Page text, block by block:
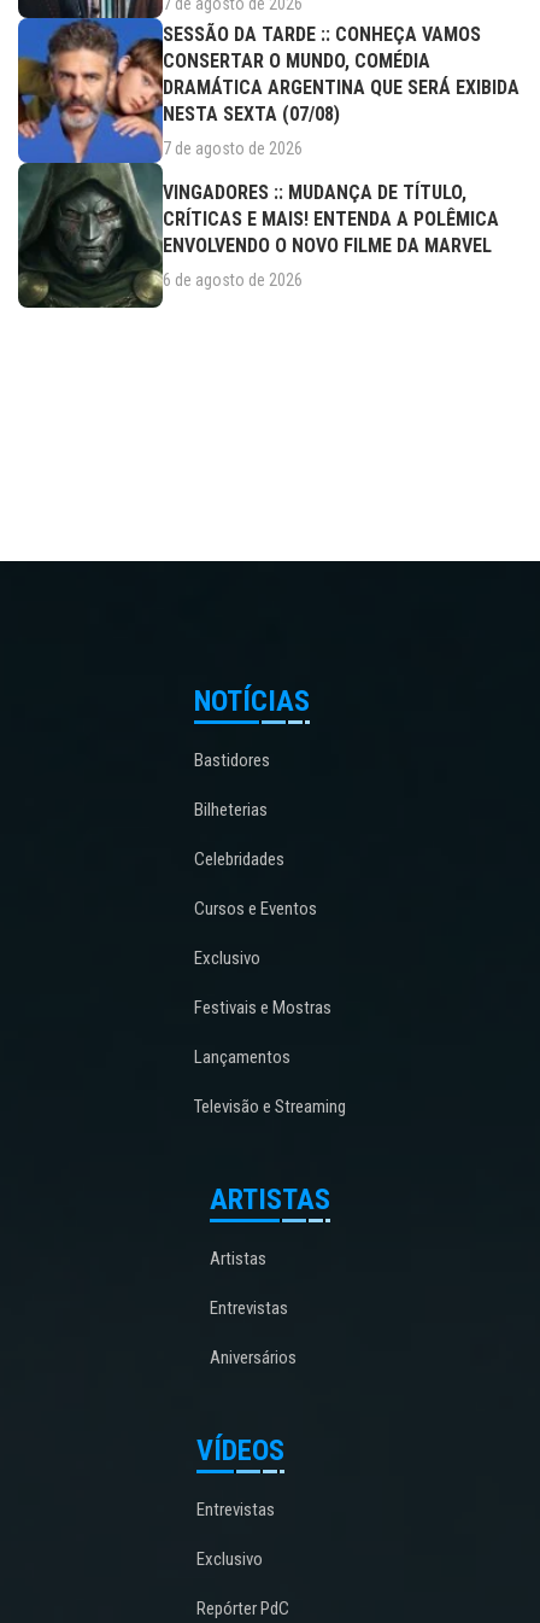
SESSÃO DA TARDE :: CONHEÇA VAMOS
CONSERTAR O MUNDO, COMÉDIA
DRAMÁTICA ARGENTINA QUE SERÁ EXIBIDA
NESTA SEXTA (07/08)
7 de agosto de 2026
VINGADORES :: MUDANÇA DE TÍTULO,
CRÍTICAS E MAIS! ENTENDA A POLÊMICA
ENVOLVENDO O NOVO FILME DA MARVEL
6 de agosto de 2026
NOTÍCIAS
Bastidores
Bilheterias
Celebridades
Cursos e Eventos
Exclusivo
Festivais e Mostras
Lançamentos
Televisão e Streaming
ARTISTAS
Artistas
Entrevistas
Aniversários
VÍDEOS
Entrevistas
Exclusivo
Repórter PdC